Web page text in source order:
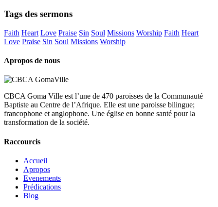
Tags des sermons
Faith Heart Love Praise Sin Soul Missions Worship Faith Heart
Love Praise Sin Soul Missions Worship
Apropos de nous
CBCA Goma Ville est l’une de 470 paroisses de la Communauté
Baptiste au Centre de l’Afrique. Elle est une paroisse bilingue;
francophone et anglophone. Une église en bonne santé pour la
transformation de la société.
Raccourcis
Accueil
Apropos
Evenements
Prédications
Blog